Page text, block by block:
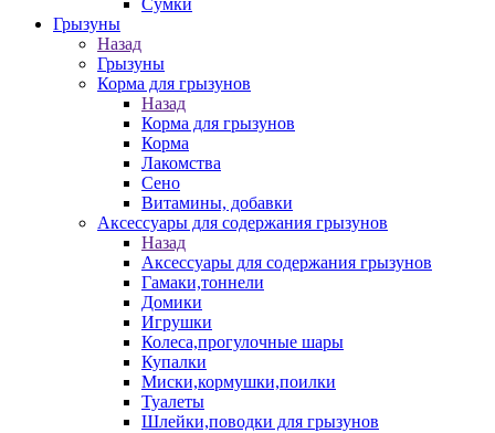
Сумки
Грызуны
Назад
Грызуны
Корма для грызунов
Назад
Корма для грызунов
Корма
Лакомства
Сено
Витамины, добавки
Аксессуары для содержания грызунов
Назад
Аксессуары для содержания грызунов
Гамаки,тоннели
Домики
Игрушки
Колеса,прогулочные шары
Купалки
Миски,кормушки,поилки
Туалеты
Шлейки,поводки для грызунов